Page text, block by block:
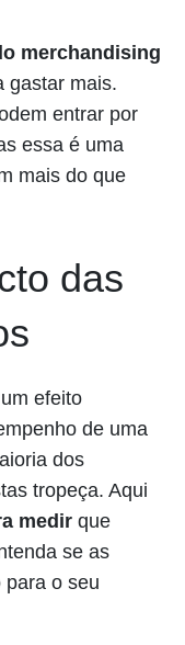
merchandising
gastar mais.
entrar por
essa é uma
mais do que
das
efeito
de uma
dos
tropeça. Aqui
medir que
se as
para o seu